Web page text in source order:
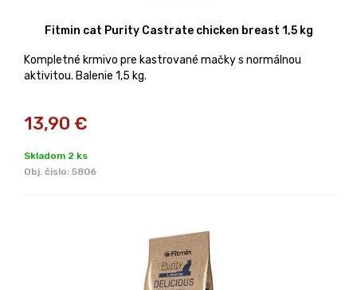
Fitmin cat Purity Castrate chicken breast 1,5 kg
Kompletné krmivo pre kastrované mačky s normálnou
aktivitou. Balenie 1,5 kg.
13,90 €
Skladom 2 ks
Obj. čislo: 5806